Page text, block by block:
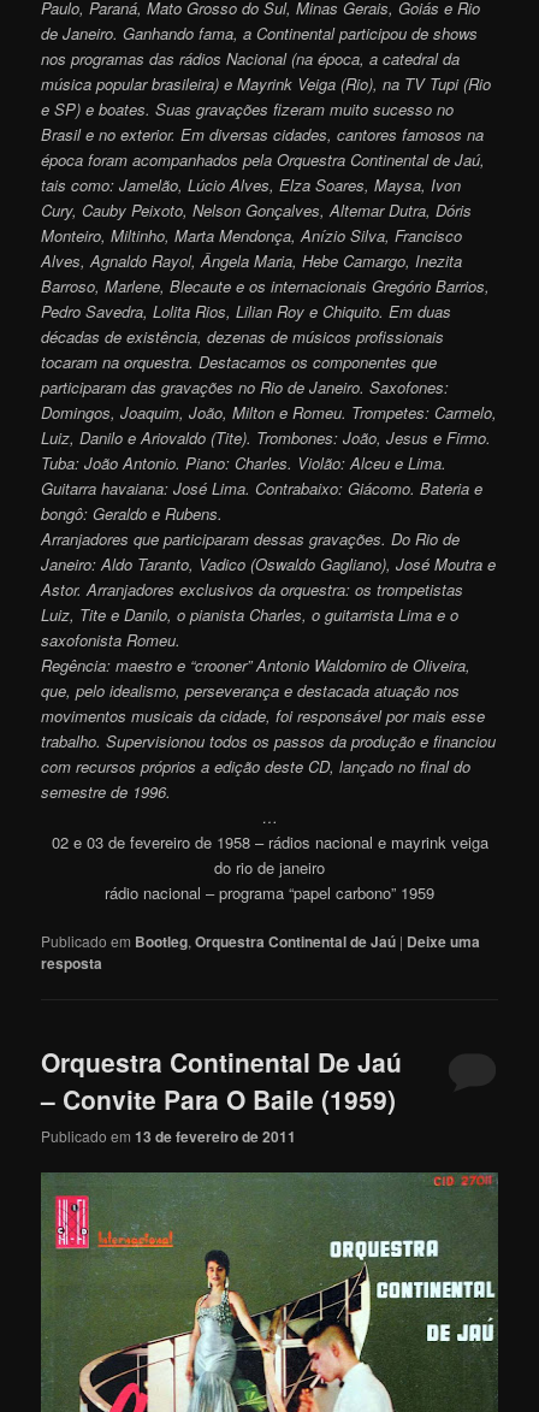
Paulo, Paraná, Mato Grosso do Sul, Minas Gerais, Goiás e Rio
de Janeiro. Ganhando fama, a Continental participou de shows
nos programas das rádios Nacional (na época, a catedral da
música popular brasileira) e Mayrink Veiga (Rio), na TV Tupi (Rio
e SP) e boates. Suas gravações fizeram muito sucesso no
Brasil e no exterior. Em diversas cidades, cantores famosos na
época foram acompanhados pela Orquestra Continental de Jaú,
tais como: Jamelão, Lúcio Alves, Elza Soares, Maysa, Ivon
Cury, Cauby Peixoto, Nelson Gonçalves, Altemar Dutra, Dóris
Monteiro, Miltinho, Marta Mendonça, Anízio Silva, Francisco
Alves, Agnaldo Rayol, Ângela Maria, Hebe Camargo, Inezita
Barroso, Marlene, Blecaute e os internacionais Gregório Barrios,
Pedro Savedra, Lolita Rios, Lilian Roy e Chiquito. Em duas
décadas de existência, dezenas de músicos profissionais
tocaram na orquestra. Destacamos os componentes que
participaram das gravações no Rio de Janeiro. Saxofones:
Domingos, Joaquim, João, Milton e Romeu. Trompetes: Carmelo,
Luiz, Danilo e Ariovaldo (Tite). Trombones: João, Jesus e Firmo.
Tuba: João Antonio. Piano: Charles. Violão: Alceu e Lima.
Guitarra havaiana: José Lima. Contrabaixo: Giácomo. Bateria e
bongô: Geraldo e Rubens.
Arranjadores que participaram dessas gravações. Do Rio de
Janeiro: Aldo Taranto, Vadico (Oswaldo Gagliano), José Moutra e
Astor. Arranjadores exclusivos da orquestra: os trompetistas
Luiz, Tite e Danilo, o pianista Charles, o guitarrista Lima e o
saxofonista Romeu.
Regência: maestro e “crooner” Antonio Waldomiro de Oliveira,
que, pelo idealismo, perseverança e destacada atuação nos
movimentos musicais da cidade, foi responsável por mais esse
trabalho. Supervisionou todos os passos da produção e financiou
com recursos próprios a edição deste CD, lançado no final do
semestre de 1996.
…
02 e 03 de fevereiro de 1958 – rádios nacional e mayrink veiga
do rio de janeiro
rádio nacional – programa “papel carbono” 1959
Publicado em Bootleg,Orquestra Continental de Jaú | Deixe uma
resposta
Orquestra Continental De Jaú
– Convite Para O Baile (1959)
Publicado em13 de fevereiro de 2011